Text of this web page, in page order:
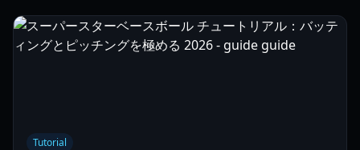
Tutorial